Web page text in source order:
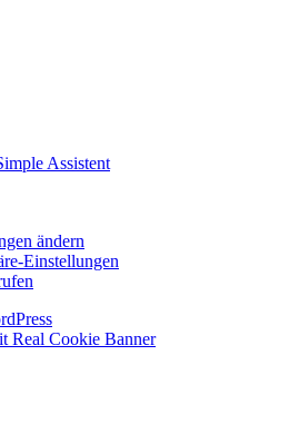
Assistent
ändern
Einstellungen
Real Cookie Banner